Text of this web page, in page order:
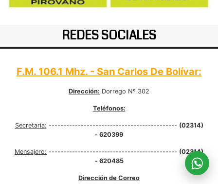
REDES SOCIALES
F.M. 106.1 Mhz. - San Carlos De Bolívar:
Dirección: Dorrego Nº 302
Teléfonos:
Secretaría: -------------------------------------------- (02314)
- 620399
Mensajero: -------------------------------------------- (02314)
- 620485
Dirección de Correo